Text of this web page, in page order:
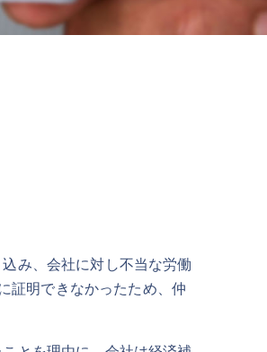
み、会社に対し不当な労働
証明できなかったため、仲